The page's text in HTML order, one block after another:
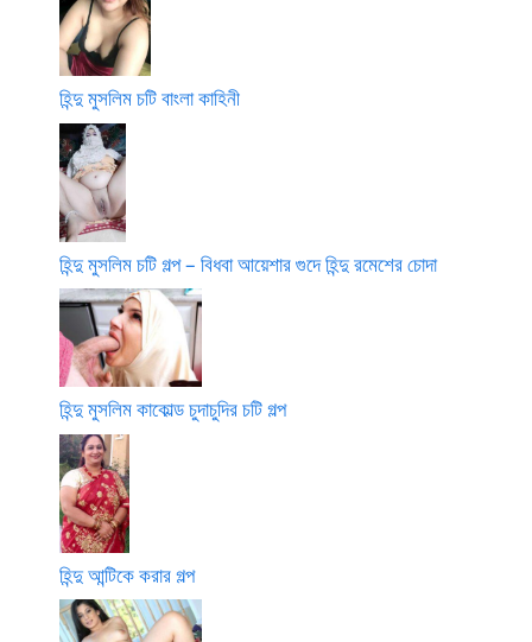
হিন্দু মুসলিম চটি বাংলা কাহিনী
হিন্দু মুসলিম চটি গল্প – বিধবা আয়েশার গুদে হিন্দু রমেশের চোদা
হিন্দু মুসলিম কাকোল্ড চুদাচুদির চটি গল্প
হিন্দু আন্টিকে করার গল্প